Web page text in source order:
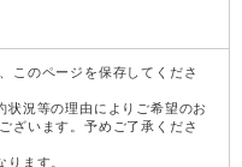
このページを保存してくださ
状況等の理由によりご希望のお
ざいます。予めご了承くださ
ます。